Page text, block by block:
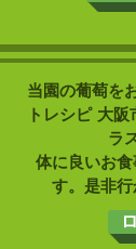
当園の葡萄を
トレシピ 大
ラ
体に良いお
す。是非行